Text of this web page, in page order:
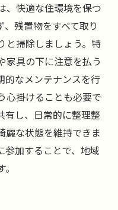
、快適な住環境を保つ
残置物をすべて取り
と掃除しましょう。特
家具の下に注意を払う
的なメンテナンスを行
心掛けることも必要で
有し、日常的に整理整
麗な状態を維持できま
参加することで、地域